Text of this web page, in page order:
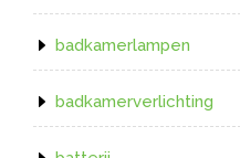
badkamerlampen
badkamerverlichting